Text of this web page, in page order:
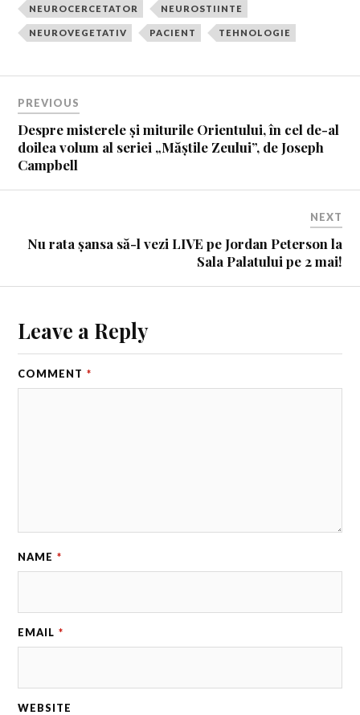
NEUROCERCETATOR NEUROSTIINTE
NEUROVEGETATIV PACIENT TEHNOLOGIE
PREVIOUS
Despre misterele și miturile Orientului, în cel de-al
doilea volum al seriei „Măștile Zeului”, de Joseph
Campbell
NEXT
Nu rata șansa să-l vezi LIVE pe Jordan Peterson la
Sala Palatului pe 2 mai!
Leave a Reply
COMMENT *
NAME *
EMAIL *
WEBSITE